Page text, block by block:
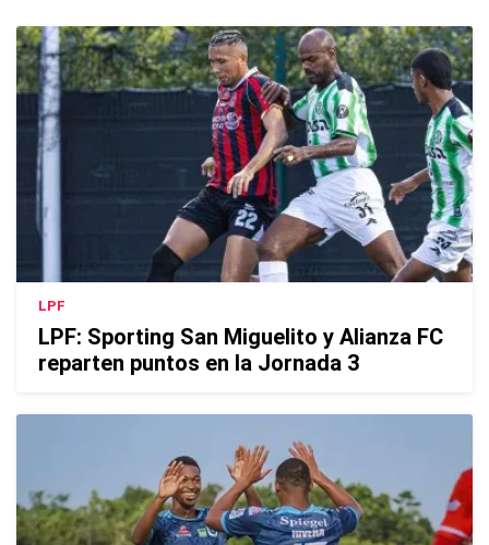
LPF
LPF: Sporting San Miguelito y Alianza FC
reparten puntos en la Jornada 3